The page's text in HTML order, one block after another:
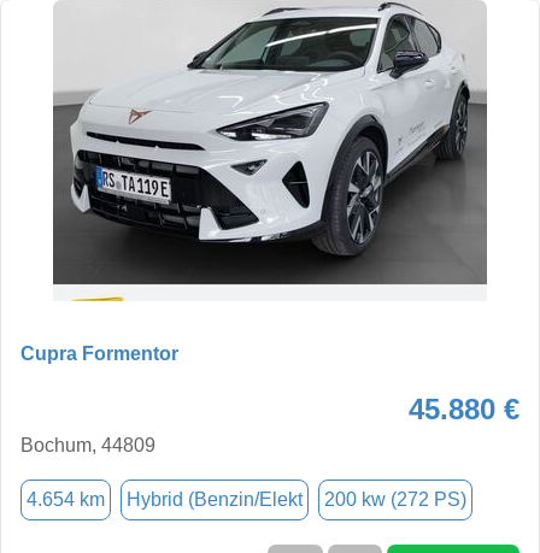
Cupra Formentor
45.880 €
Bochum, 44809
4.654 km Hybrid (Benzin/Elekt 200 kw (272 PS)